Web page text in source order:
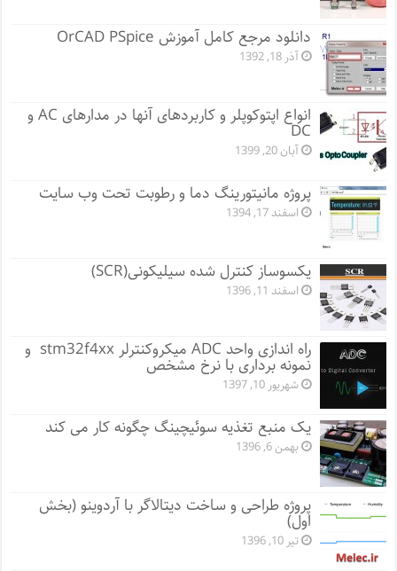
دانلود مرجع کامل آموزش OrCAD PSpice
آذر 18, 1392
انواع اپتوکوپلر و کاربردهای آنها در مدارهای AC و
DC
آبان 20, 1399
پروژه مانيتورينگ دما و رطوبت تحت وب سایت
اسفند 17, 1394
یکسوساز کنترل شده سیلیکونی(SCR)
اسفند 11, 1396
راه اندازی واحد ADC میکروکنترلر stm32f4xx و
نمونه برداری با نرخ مشخص
شهریور 10, 1397
یک منبع تغذیه سوئیچینگ چگونه کار می کند
بهمن 6, 1396
پروژه طراحی و ساخت دیتالاگر با آردوینو (بخش
اول)
تیر 10, 1396